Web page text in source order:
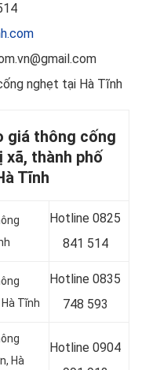
nghẹt tại Hà Tĩnh
giá thông cống
xã, thành phố
Tĩnh
Hotline 0825
841 514
Tĩnh
Hotline 0835
748 593
Hà
Hotline 0904